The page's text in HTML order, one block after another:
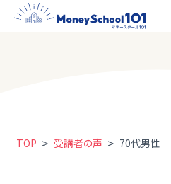
TOP > 受講者の声 > 70代男性